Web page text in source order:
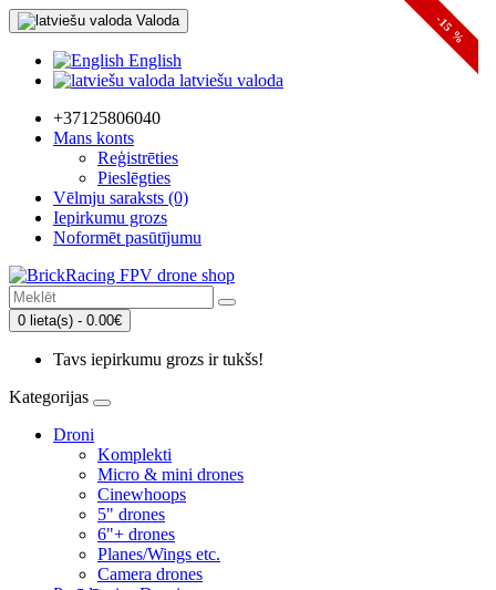
Valoda
English
latviešu valoda
+37125806040
Mans konts
Reģistrēties
Pieslēgties
Vēlmju saraksts (0)
Iepirkumu grozs
Noformēt pasūtījumu
0 lieta(s) - 0.00€
Tavs iepirkumu grozs ir tukšs!
Kategorijas
Droni
Komplekti
Micro & mini drones
Cinewhoops
5" drones
6"+ drones
Planes/Wings etc.
Camera drones
-15 %